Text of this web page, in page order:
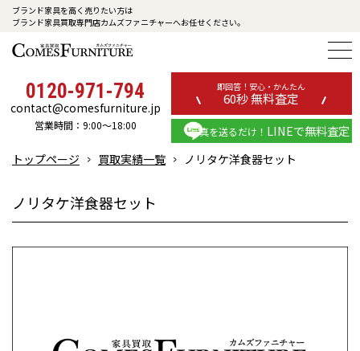
ブランド家具を高く売りたい方は
ブランド家具買取専門店カムズファニチャーへお任せください。
0120-971-794
contact@comesfurniture.jp
営業時間：9:00～18:00
即回答！安心・かんたん
60秒 無料査定
写真を送るだけ！ LINEで無料査定
トップページ 買取実績一覧 ノリタケ洋食器セット
ノリタケ洋食器セット